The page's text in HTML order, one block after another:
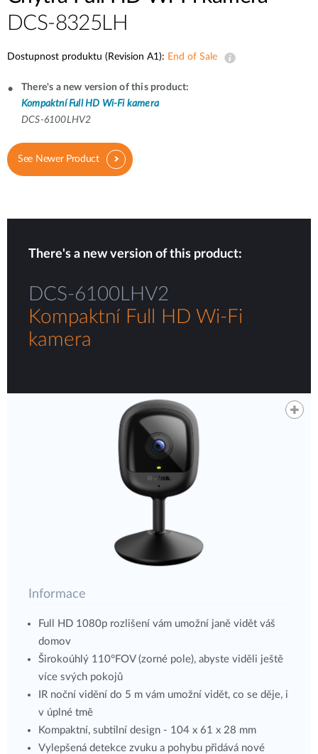
DCS-8325LH
Dostupnost produktu (Revision A1): End of Sale
There's a new version of this product:
Kompaktní Full HD Wi-Fi kamera
DCS-6100LHV2
See Newer Product
There's a new version of this product:
DCS-6100LHV2
Kompaktní Full HD Wi-Fi
kamera
Informace
Full HD 1080p rozlišení vám umožní janě vidět váš
domov
Širokoúhlý 110°FOV (zorné pole), abyste viděli ještě
více svých pokojů
IR noční vidění do 5 m vám umožní vidět, co se děje, i
v úplné tmě
Kompaktní, subtilní design - 104 x 61 x 28 mm
Vylepšená detekce zvuku a pohybu přidává nové